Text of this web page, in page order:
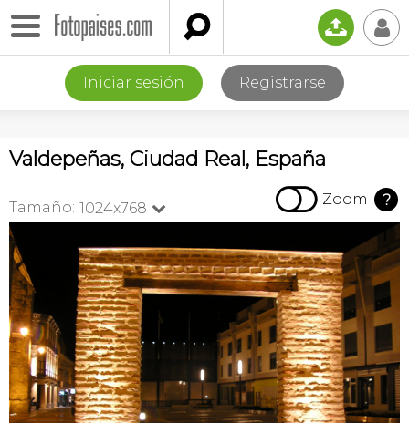
 📤 👤
Iniciar sesión Registrarse
Valdepeñas, Ciudad Real, España
Tamaño: 1024x768   Zoom ?